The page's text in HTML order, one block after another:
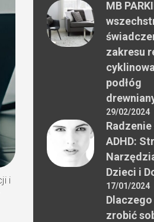
i
MB
zakresu
podłóg
29/02/2024
ADHD:
Dzieci i
17/01/2024
zrobić